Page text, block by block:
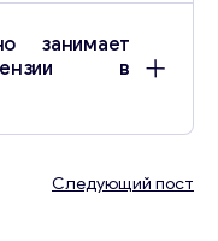
занимает
в
Следующий пост